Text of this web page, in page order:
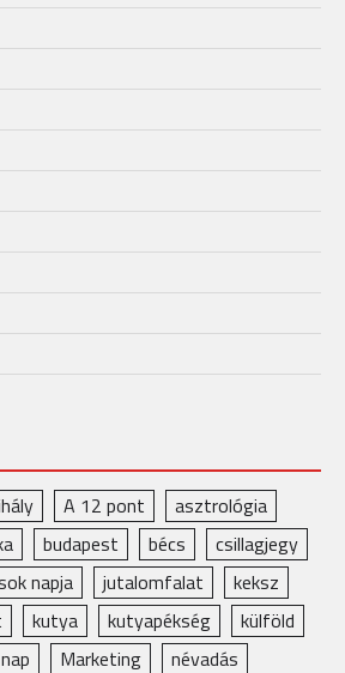
A 12 pont
asztrológia
budapest bécs
csillagjegy
napja jutalomfalat
keksz
kutya kutyapékség
külföld
Marketing
névadás